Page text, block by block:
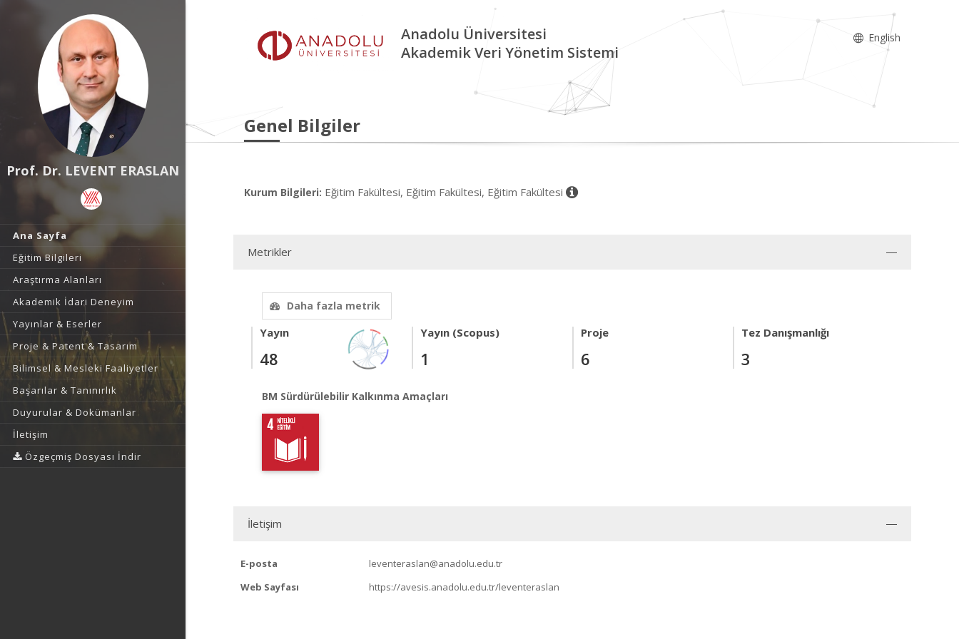
Prof. Dr. LEVENT ERASLAN
Ana Sayfa
Eğitim Bilgileri
Araştırma Alanları
Akademik İdari Deneyim
Yayınlar & Eserler
Proje & Patent & Tasarım
Bilimsel & Mesleki Faaliyetler
Başarılar & Tanınırlık
Duyurular & Dokümanlar
İletişim
Özgeçmiş Dosyası İndir
Anadolu Üniversitesi
Akademik Veri Yönetim Sistemi
English
Genel Bilgiler
Kurum Bilgileri: Eğitim Fakültesi, Eğitim Fakültesi, Eğitim Fakültesi
Metrikler
Daha fazla metrik
Yayın
48
Yayın (Scopus)
1
Proje
6
Tez Danışmanlığı
3
BM Sürdürülebilir Kalkınma Amaçları
İletişim
E-posta
leventeraslan@anadolu.edu.tr
Web Sayfası
https://avesis.anadolu.edu.tr/leventeraslan